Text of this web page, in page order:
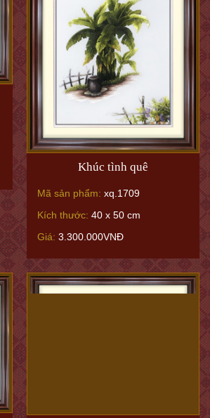
Khúc tình quê
Mã sản phẩm: xq.1709
Kích thước: 40 x 50 cm
Giá: 3.300.000VNĐ